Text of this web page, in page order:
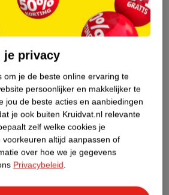
product heeft (nog) geen Nature
Score.
informatie
je privacy
om je de beste online ervaring te
persoonlijker en makkelijker te
jou de beste acties en aanbiedingen
je ook buiten Kruidvat.nl relevante
zelf welke cookies je
voorkeuren altijd aanpassen of
over hoe we je gegevens
Privacybeleid.